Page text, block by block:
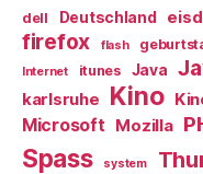
dell Deutschland
firefox flash
Internet itunes Java
karlsruhe Kino
Microsoft Mozilla
Spass system